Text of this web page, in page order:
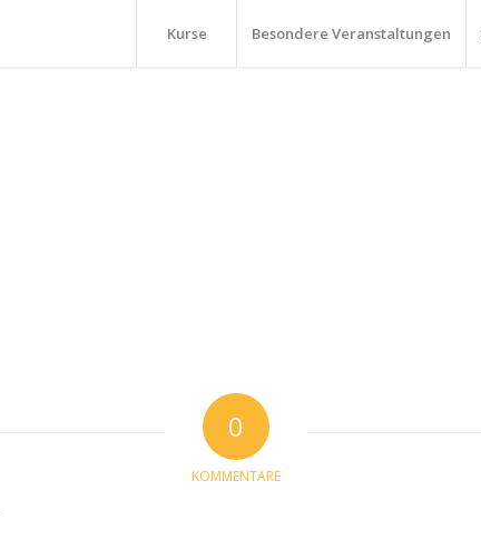
Kurse Besondere Veranstaltungen
0
KOMMENTARE